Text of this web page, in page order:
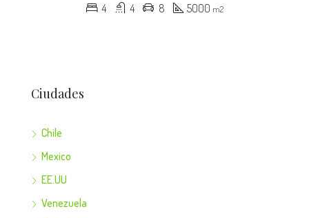
4 4 8 5000 m2
Ciudades
Chile
Mexico
EE.UU
Venezuela